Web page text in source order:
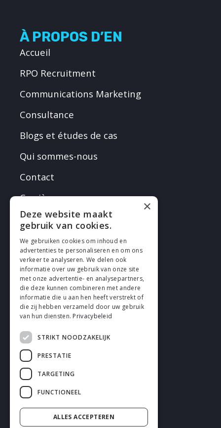
À PROPOS D’EN
Accueil
RPO Recruitment
Communications Marketing
Consultance
Blogs et études de cas
Qui sommes-nous
Contact
Carrières
SUIVEZ EN
Cookies
Confidentialité
Déclaration de non-responsabilité
Conditions générales
×
Deze website maakt
gebruik van cookies.
We gebruiken cookies om inhoud en
advertenties te personaliseren en om ons
verkeer te analyseren. We delen ook
informatie over uw gebruik van onze site
met onze advertentie- en analysepartners,
die deze kunnen combineren met andere
informatie die u aan hen heeft verstrekt of
die zij hebben verzameld door uw gebruik
van hun diensten. Privacybeleid
STRIKT NOODZAKELIJK
PRESTATIE
TARGETING
FUNCTIONEEL
ALLES ACCEPTEREN